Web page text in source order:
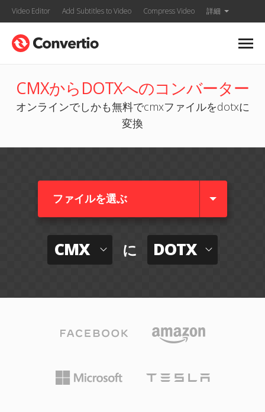
Video Editor Add Subtitles to Video Compress Video 詳細
CMXからDOTXへのコンバーター
オンラインでしかも無料でcmxファイルをdotxに
変換
ファイルを選ぶ
CMX に DOTX